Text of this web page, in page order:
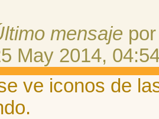
mensaje
May 2014,
ve iconos de